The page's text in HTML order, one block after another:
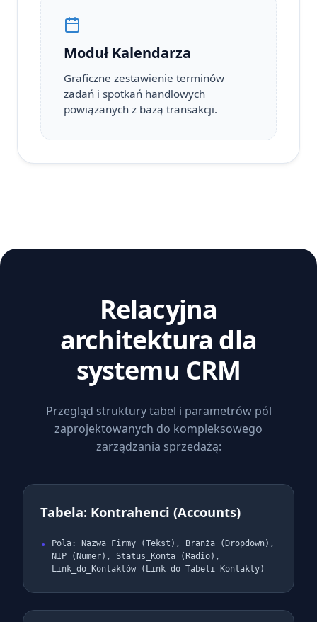
Moduł Kalendarza
Graficzne zestawienie terminów
zadań i spotkań handlowych
powiązanych z bazą transakcji.
Relacyjna
architektura dla
systemu CRM
Przegląd struktury tabel i parametrów pól
zaprojektowanych do kompleksowego
zarządzania sprzedażą:
Tabela: Kontrahenci (Accounts)
Pola: Nazwa_Firmy (Tekst), Branża (Dropdown),
NIP (Numer), Status_Konta (Radio),
Link_do_Kontaktów (Link do Tabeli Kontakty)